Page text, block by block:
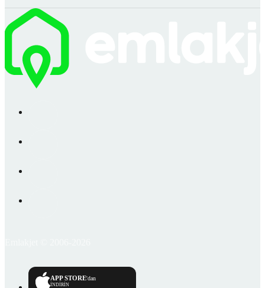
APP STORE'dan
İNDİRİN